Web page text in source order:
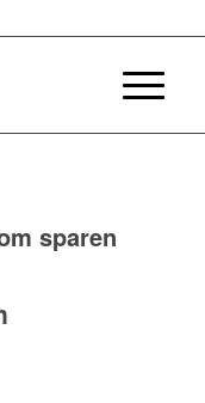
sparen